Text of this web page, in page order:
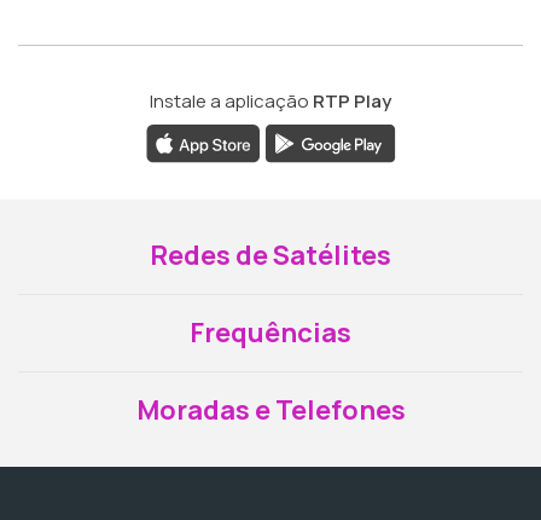
Instale a aplicação RTP Play
Redes de Satélites
Frequências
Moradas e Telefones